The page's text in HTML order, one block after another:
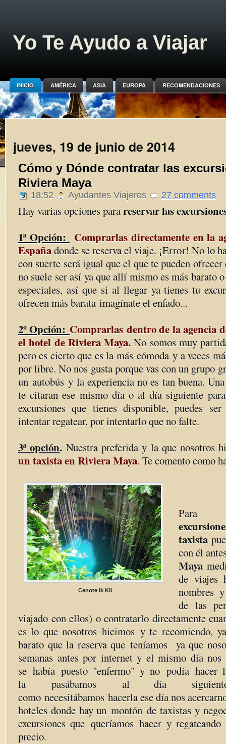
Yo Te Ayudo a Viajar
INICIO AMÉRICA ASIA EUROPA RECOMENDACIONES
jueves, 19 de junio de 2014
Cómo y Dónde contratar las
Riviera Maya
18:52 Ayudantes Viajeros 27 comments
Hay varias opciones parareservar las
1ª Opción: Comprarlas directamente en la
Españadonde se reserva el viaje. ¡Error! No lo
con suerte será igual que el que te pueden
no suele ser así ya que allí mismo es más barato
especiales, así que si al llegar ya tienes tu
ofrecen más barata imagínate el enfado...
2º Opción: Comprarlas dentro de la agencia
el hotel de Riviera Maya. No somos muy
pero es cierto que es la más cómoda y a veces
por libre. No nos gusta porque vas con un grupo
un autobús y la experiencia no es tan buena.
te citaran ese mismo día o al día siguiente
excursiones que tienes disponible, puedes
intentar regatear, por intentarlo que no falte.
3ª opción. Nuestra preferida y la que nosotros
un taxista en Riviera Maya. Te comento como
Cenote Ik Kil
Para
taxista
con él
Maya
de viajes
nombres
de las
viajado con ellos) o contratarlo directamente
es lo que nosotros hicimos y te recomiendo,
barato que la reserva que teníamos ya que
semanas antes por internet y el mismo día
se había puesto "enfermo" y no podía hacer
la pasábamos al día
como necesitábamos hacerla ese día nos
hoteles donde hay un montón de taxistas y
excursiones que queríamos hacer y
precio.